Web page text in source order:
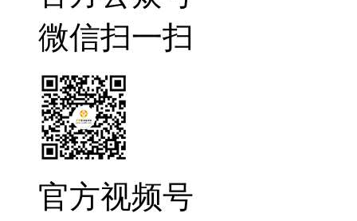
微信扫一扫
官方视频号